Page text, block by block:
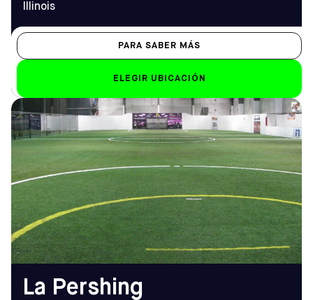
Illinois
PARA SABER MÁS
ELEGIR UBICACIÓN
HORARIO DE
APERTURA
De lunes a viernes
15.00 h - 01.00 h
Sáb-Dom
9.00 h - 12.00 h (7.00 h
los viernes)
DIRECCIÓN
3900 S Ashland Ave,
Chicago, IL 60609
Cómo llegar
TELÉFONO
(773) 839-8992
EMAIL
lapershing@sofive.com
La Pershing